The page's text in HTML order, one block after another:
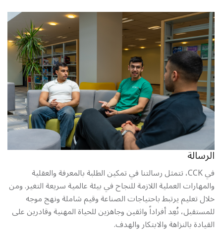
الرسالة
في CCK، تتمثل رسالتنا في تمكين الطلبة بالمعرفة والعقلية
والمهارات العملية اللازمة للنجاح في بيئة عالمية سريعة التغير. ومن
خلال تعليم يرتبط باحتياجات الصناعة وقيم شاملة ونهج موجه
للمستقبل، نُعِد أفراداً واثقين وجاهزين للحياة المهنية وقادرين على
القيادة بالنزاهة والابتكار والهدف.